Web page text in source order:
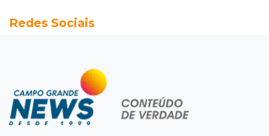
Odilon Wagner se encanta em visita ao
Zona rural
Visitante encontra túmulo violado e ossos
expostos no Cemitério Três Barras
Redes Sociais